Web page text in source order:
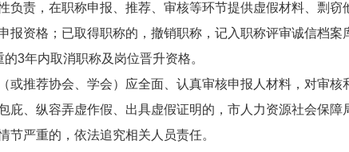
负责，在职称申报、推荐、审核等环节提供虚假材料、剽窃
资格；已取得职称的，撤销职称，记入职称评审诚信档案
3年内取消职称及岗位晋升资格。
或推荐协会、学会）应全面、认真审核申报人材料，对审核
庇、纵容弄虚作假、出具虚假证明的，市人力资源社会保障
严重的，依法追究相关人员责任。